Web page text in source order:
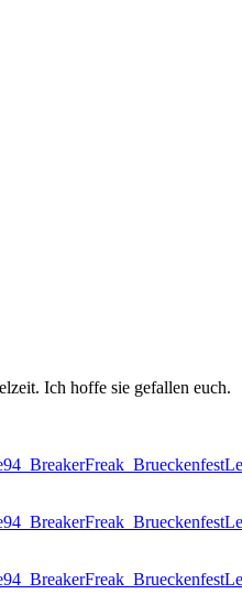
Ich hoffe sie gefallen euch.